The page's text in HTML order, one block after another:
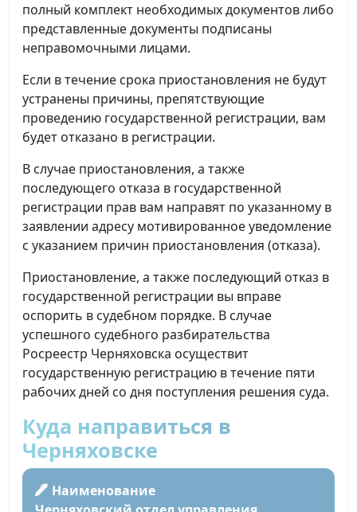
полный комплект необходимых документов либо
представленные документы подписаны
неправомочными лицами.
Если в течение срока приостановления не будут
устранены причины, препятствующие
проведению государственной регистрации, вам
будет отказано в регистрации.
В случае приостановления, а также
последующего отказа в государственной
регистрации прав вам направят по указанному в
заявлении адресу мотивированное уведомление
с указанием причин приостановления (отказа).
Приостановление, а также последующий отказ в
государственной регистрации вы вправе
оспорить в судебном порядке. В случае
успешного судебного разбирательства
Росреестр Черняховска осуществит
государственную регистрацию в течение пяти
рабочих дней со дня поступления решения суда.
Куда направиться в
Черняховске
Наименование